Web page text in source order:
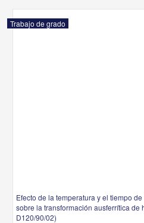
Trabajo de grado
Efecto de la temperatura y el tiempo
sobre la transformación ausferrítica de
D120/90/02)